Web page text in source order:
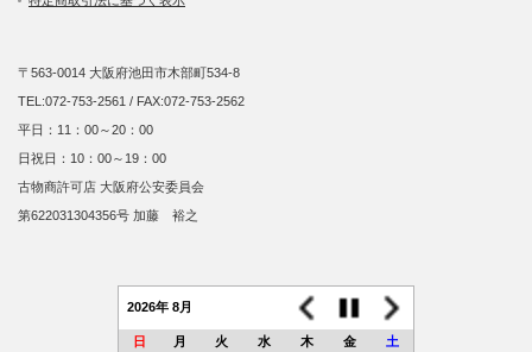
〒563-0014 大阪府池田市木部町534-8
TEL:072-753-2561 / FAX:072-753-2562
平日：11：00～20：00
日祝日：10：00～19：00
古物商許可店 大阪府公安委員会
第622031304356号 加藤 裕之
2026年 8月
日 月 火 水 木 金
土